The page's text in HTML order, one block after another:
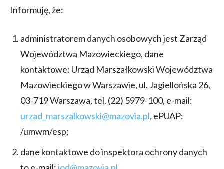
Informuję, że:
administratorem danych osobowych jest Zarząd
Województwa Mazowieckiego, dane
kontaktowe: Urząd Marszałkowski Województwa
Mazowieckiego w Warszawie, ul. Jagiellońska 26,
03-719 Warszawa, tel. (22) 5979-100, e-mail:
urzad_marszalkowski@mazovia.pl,ePUAP:
/umwm/esp;
dane kontaktowe do inspektora ochrony danych